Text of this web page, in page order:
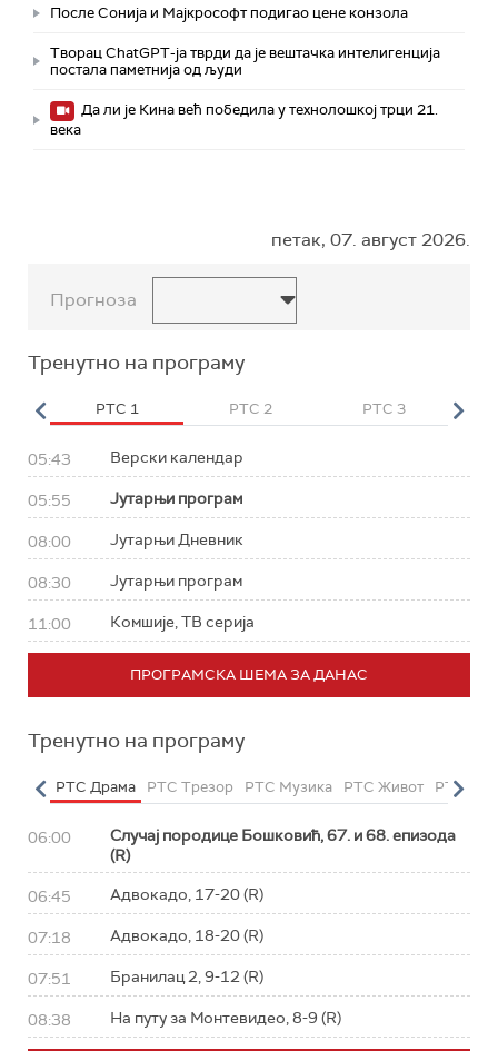
После Сонија и Мајкрософт подигао цене конзола
Творац ChatGPT-ја тврди да је вештачка интелигенција
постала паметнија од људи
Да ли је Кина већ победила у технолошкој трци 21.
века
петак, 07. август 2026.
Прогноза
Тренутно на програму
РТС 1 РТС 2 РТС 3
05:43 Верски календар
05:55 Јутарњи програм
08:00 Јутарњи Дневник
08:30 Јутарњи програм
11:00 Комшије, ТВ серија
ПРОГРАМСКА ШЕМА ЗА ДАНАС
Тренутно на програму
РТС Драма РТС Трезор РТС Музика РТС Живот РТС
06:00
Случај породице Бошковић, 67. и 68. епизода
(R)
06:45 Адвокадо, 17-20 (R)
07:18 Адвокадо, 18-20 (R)
07:51 Бранилац 2, 9-12 (R)
08:38 На путу за Монтевидео, 8-9 (R)